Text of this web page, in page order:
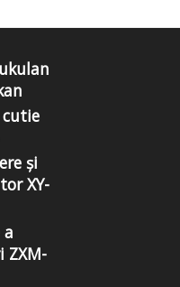
și
XY-
ZXM-